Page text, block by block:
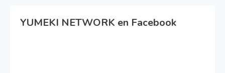
YUMEKI NETWORK en Facebook